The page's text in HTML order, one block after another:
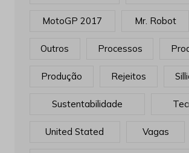
MotoGP 2017 Mr. Robot
Outros Processos
Produção Rejeitos
Sustentabilidade
United Stated Vagas